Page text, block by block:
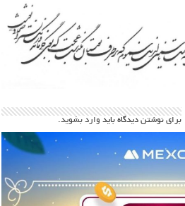
برای نوشتن دیدگاه باید وارد بشوید.